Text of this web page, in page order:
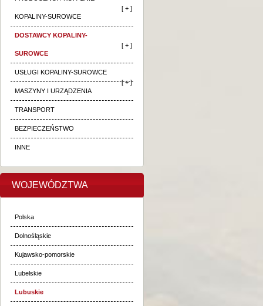
KOPALINY-SUROWCE
[ + ]
DOSTAWCY KOPALINY-
SUROWCE
[ + ]
USŁUGI KOPALINY-SUROWCE
[ + ]
MASZYNY I URZĄDZENIA
TRANSPORT
BEZPIECZEŃSTWO
INNE
WOJEWÓDZTWA
Polska
Dolnośląskie
Kujawsko-pomorskie
Lubelskie
Lubuskie